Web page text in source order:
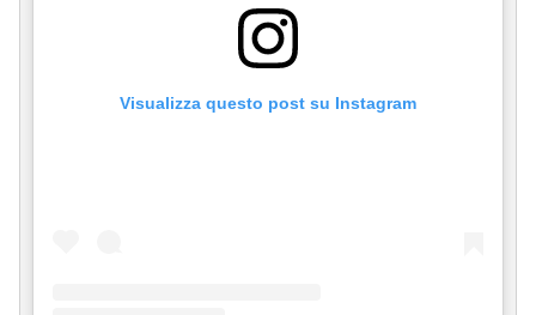
Visualizza questo post su Instagram